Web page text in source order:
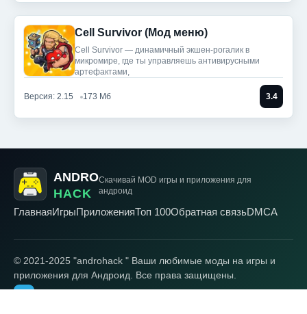
Cell Survivor (Мод меню)
Cell Survivor — динамичный экшен-рогалик в
микромире, где ты управляешь антивирусными
артефактами,
Версия: 2.15 173 Мб 3.4
ANDRO
HACK
Скачивай MOD игры и приложения для
андроид
ГлавнаяИгрыПриложенияТоп 100Обратная связьDMCA
© 2021-2025 "androhack " Ваши любимые моды на игры и
приложения для Андроид. Все права защищены.